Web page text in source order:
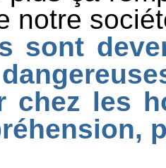
notre
sont
chez les